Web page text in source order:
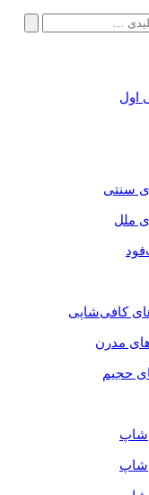
اول
سنتی
ملل
کافی‌شاپی
مدرن
حجیم